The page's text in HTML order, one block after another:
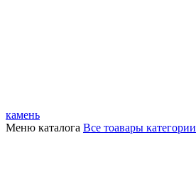
камень
Меню каталога Все тоавары категории